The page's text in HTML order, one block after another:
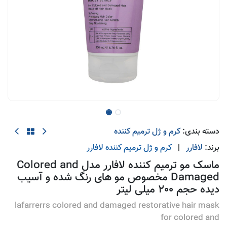
دسته بندی: کرم و ژل ترمیم کننده
برند: لافارر | کرم و ژل ترمیم کننده لافارر
ماسک مو ترمیم کننده لافارر مدل Colored and
Damaged مخصوص مو های رنگ شده و آسیب
دیده حجم 200 میلی لیتر
lafarrerrs colored and damaged restorative hair mask
for colored and